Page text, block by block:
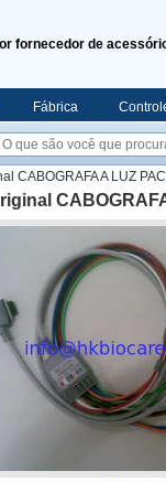
fornecedor de
Fábrica
CABOGRAFA A LUZ